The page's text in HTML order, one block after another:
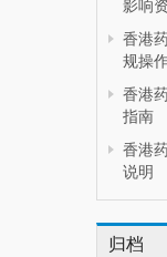
影响
香港
规操
香港
指南
香港
说明
归档